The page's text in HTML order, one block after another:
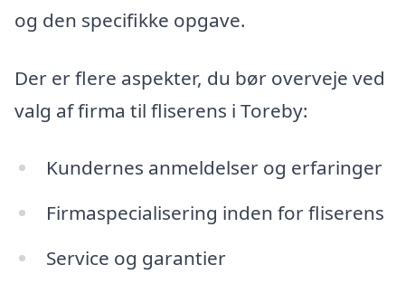
og den specifikke opgave.
Der er flere aspekter, du bør overveje ved
valg af firma til fliserens i Toreby:
Kundernes anmeldelser og erfaringer
Firmaspecialisering inden for fliserens
Service og garantier